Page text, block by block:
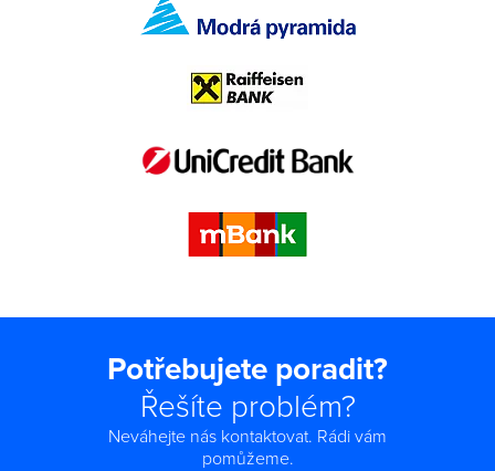
Potřebujete poradit?
Řešíte problém?
Neváhejte nás kontaktovat. Rádi vám
pomůžeme.